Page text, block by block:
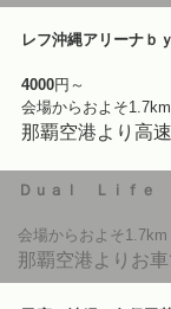
レフ沖縄アリーナｂ
4000円～
会場からおよそ1.7km
那覇空港より高
Ｄｕａｌ Ｌｉｆｅ
会場からおよそ1.7km
那覇空港よりお